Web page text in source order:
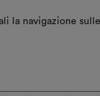
la navigazione